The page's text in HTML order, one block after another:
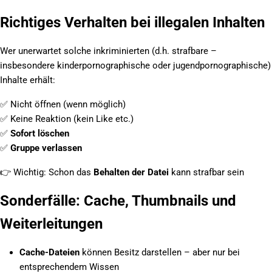
Richtiges Verhalten bei illegalen Inhalten
Wer unerwartet solche inkriminierten (d.h. strafbare –
insbesondere kinderpornographische oder jugendpornographische)
Inhalte erhält:
✅ Nicht öffnen (wenn möglich)
✅ Keine Reaktion (kein Like etc.)
✅ Sofort löschen
✅ Gruppe verlassen
👉 Wichtig: Schon das Behalten der Datei kann strafbar sein
Sonderfälle: Cache, Thumbnails und
Weiterleitungen
Cache-Dateien können Besitz darstellen – aber nur bei
entsprechendem Wissen